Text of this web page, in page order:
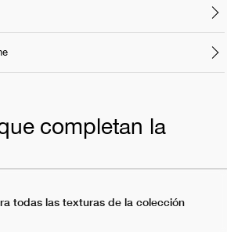
completan la
todas las texturas de la colección